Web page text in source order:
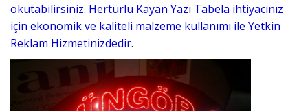
okutabilirsiniz. Hertürlü Kayan Yazı Tabela ihtiyacınız
için ekonomik ve kaliteli malzeme kullanımı ile Yetkin
Reklam Hizmetinizdedir.